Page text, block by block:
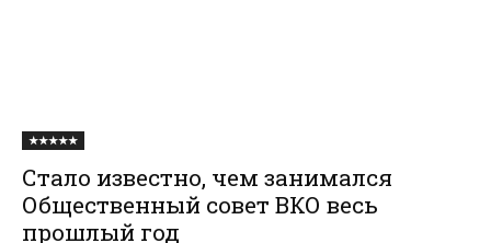
★★★★★
Стало известно, чем занимался
Общественный совет ВКО весь
прошлый год